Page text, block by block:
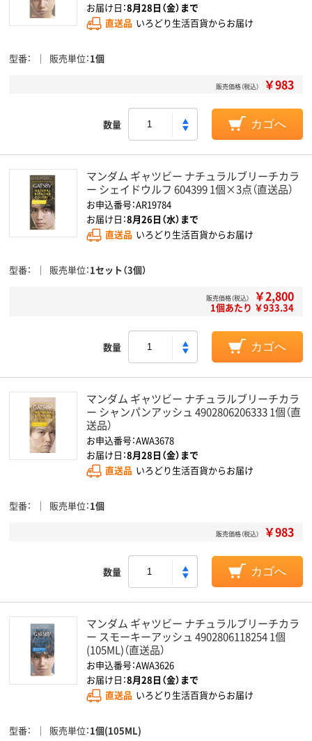
お届け日：8月28日（金）まで
直送品 いろどり生活百貨からお届け
型番 販売単位 1個
販売価格（税込） ￥983
数量 カゴへ
マンダム ギャツビー ナチュラルブリーチカラ
ー シェイドウルフ 604399 1個×3点（直送品）
お申込番号：AR19784
お届け日：8月26日（水）まで
直送品 いろどり生活百貨からお届け
型番 販売単位 1セット（3個）
販売価格（税込） ￥2,800
1個あたり ￥933.34
数量 カゴへ
マンダム ギャツビー ナチュラルブリーチカラ
ー シャンパンアッシュ 4902806206333 1個（直
送品）
お申込番号：AWA3678
お届け日：8月28日（金）まで
直送品 いろどり生活百貨からお届け
型番 販売単位 1個
販売価格（税込） ￥983
数量 カゴへ
マンダム ギャツビー ナチュラルブリーチカラ
ー スモーキーアッシュ 4902806118254 1個
(105ML)（直送品）
お申込番号：AWA3626
お届け日：8月28日（金）まで
直送品 いろどり生活百貨からお届け
型番 販売単位 1個(105ML)